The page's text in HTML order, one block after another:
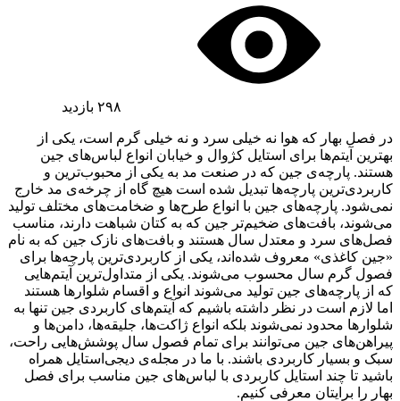
۲۹۸ بازدید
در فصل بهار که هوا نه خیلی سرد و نه خیلی گرم است، یکی از
بهترین آیتم‌ها برای استایل کژوال و خیابان انواع لباس‌های جین
هستند. پارچه‌ی جین که در صنعت مد به یکی از محبوب‌ترین و
کاربردی‌ترین پارچه‌ها تبدیل شده است هیچ گاه از چرخه‌ی مد خارج
نمی‌شود. پارچه‌های جین با انواع طرح‌ها و ضخامت‌های مختلف تولید
می‌شوند، بافت‌های ضخیم‌تر جین که به کتان شباهت دارند، مناسب
فصل‌های سرد و معتدل سال هستند و بافت‌های نازک جین که به نام
«جین کاغذی» معروف شده‌اند، یکی از کاربردی‌ترین پارچه‌ها برای
فصول گرم سال محسوب می‌شوند. یکی از متداول‌ترین آیتم‌هایی
که از پارچه‌های جین تولید می‌شوند انواع و اقسام شلوارها هستند
اما لازم است در نظر داشته باشیم که آیتم‌های کاربردی جین تنها به
شلوارها محدود نمی‌شوند بلکه انواع ژاکت‌ها، جلیقه‌ها، دامن‌ها و
پیراهن‌های جین می‌توانند برای تمام فصول سال پوشش‌هایی راحت،
سبک و بسیار کاربردی باشند. با ما در مجله‌ی دیجی‌استایل همراه
باشید تا چند استایل کاربردی با لباس‌های جین مناسب برای فصل
بهار را برایتان معرفی کنیم.